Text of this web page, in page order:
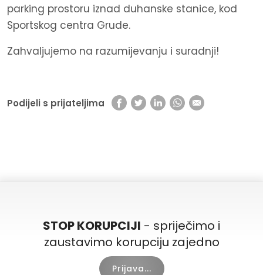
parking prostoru iznad duhanske stanice, kod
Sportskog centra Grude.
Zahvaljujemo na razumijevanju i suradnji!
Podijeli s prijateljima
STOP KORUPCIJI - spriječimo i
zaustavimo korupciju zajedno
Prijava...